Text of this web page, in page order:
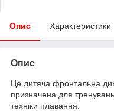
Опис Характеристики
Опис
Це дитяча фронтальна
призначена для
техніки плавання.